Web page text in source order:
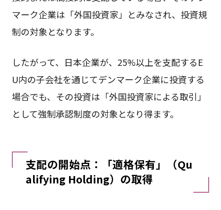
マーク企業は「外国投資家」とみなされ、投資規
制の対象となります。
したがって、日本企業が、25%以上を支配するE
U内の子会社を通じてデンマーク企業に投資する
場合でも、その投資は「外国投資家による取引」
として強制承認制度の対象となり得ます。
支配の開始点：「適格保有」（Qu
alifying Holding）の取得